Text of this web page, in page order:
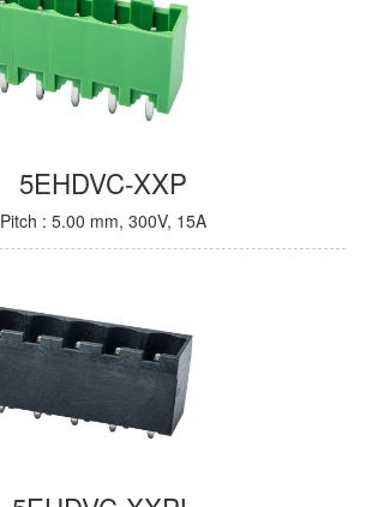
5EHDVC-XXP
Pitch : 5.00 mm, 300V, 15A